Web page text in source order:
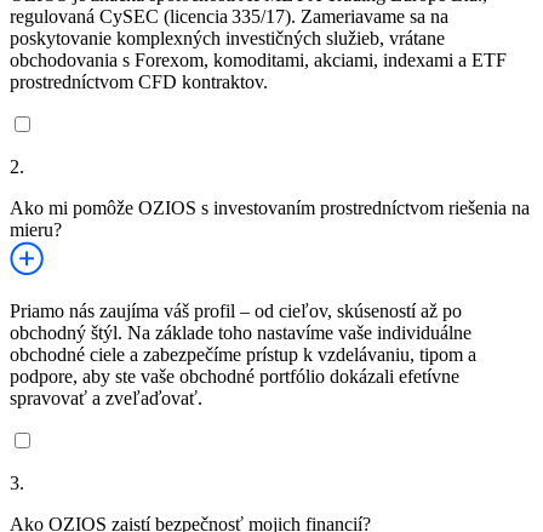
regulovaná CySEC (licencia 335/17). Zameriavame sa na
poskytovanie komplexných investičných služieb, vrátane
obchodovania s Forexom, komoditami, akciami, indexami a ETF
prostredníctvom CFD kontraktov.
2.
Ako mi pomôže OZIOS s investovaním prostredníctvom riešenia na
mieru?
Priamo nás zaujíma váš profil – od cieľov, skúseností až po
obchodný štýl. Na základe toho nastavíme vaše individuálne
obchodné ciele a zabezpečíme prístup k vzdelávaniu, tipom a
podpore, aby ste vaše obchodné portfólio dokázali efetívne
spravovať a zveľaďovať.
3.
Ako OZIOS zaistí bezpečnosť mojich financií?